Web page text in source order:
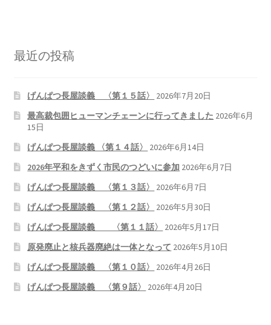
最近の投稿
げんぱつ長屋談義 〈第１５話〉
2026年7月20日
最高裁包囲ヒューマンチェーンに行ってきました 2026年6月
15日
げんぱつ長屋談義 〈第１４話〉
2026年6月14日
2026年平和をきずく市民のつどいに参加 2026年6月7日
げんぱつ長屋談義 〈第１３話〉
2026年6月7日
げんぱつ長屋談義 〈第１２話〉
2026年5月30日
げんぱつ長屋談義 〈第１１話〉
2026年5月17日
原発廃止と核兵器廃絶は一体となって 2026年5月10日
げんぱつ長屋談義 〈第１０話〉
2026年4月26日
げんぱつ長屋談義 〈第９話〉
2026年4月20日